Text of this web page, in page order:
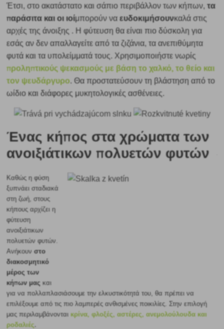
Έτσι, στο ακατάστατο και σάπιο περιβάλλον των κήπων,τα
παράσιτα και οι ιοίμπορούν ναευδοκιμήσουνκαλά στις
αρχές της άνοιξης . Η φύτευση θα είναι πιο δύσκολη για
εσάς αν δεν απαλλαγείτε από τα ζιζάνια, τα ανεπιθύμητα
φυτά και τα υπολείμματά τους. Χρησιμοποιήστε νωρίς
προληπτικούς ψεκασμούς με βάση το χαλκό, το θείο και
τον ψευδάργυρο. Θα προστατεύσουν τη βλάστηση από το
ωίδιο και διάφορες μυκητολογικές ασθένειες.
Ένας κήπος στα χρώματα των
ανοιξιάτικων πολυετών φυτών
Καθώς η φύση
ξυπνάει σταδιακά
στη ζωή, στους
κήπους αρχίζει η
φύτευση
ανοιξιάτικων
πολυετών φυτών.
Ανήκουνστο
διακοσμητικό
μέρος των
κήπων μας και
για να πολλαπλασιάσουμε την ελκυστικότητά του, θα πρέπει να
επιλέξουμε από τις πιο λαμπερές ανθισμένες ποικιλίες. Στην επιλογή
μας περιλαμβάνονταικρίνα, φλοξές, αστέρες, ανεμολούλουδα και
ροδαλιές.